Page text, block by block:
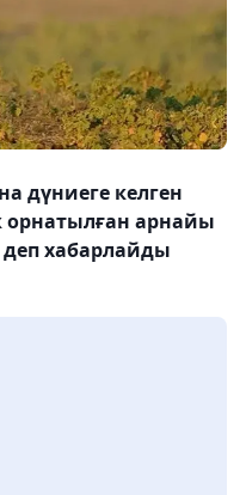
дүниеге келген
орнатылған арнайы
хабарлайды